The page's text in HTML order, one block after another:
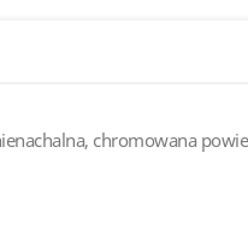
chromowana